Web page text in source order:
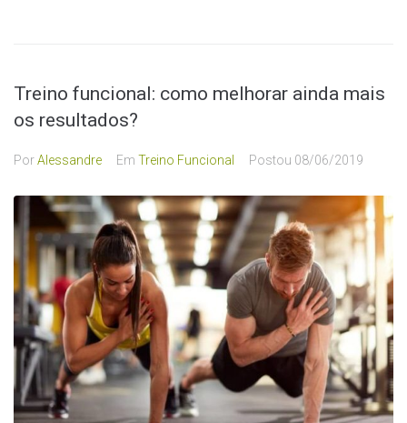
Treino funcional: como melhorar ainda mais
os resultados?
PorAlessandre Em Treino Funcional Postou 08/06/2019